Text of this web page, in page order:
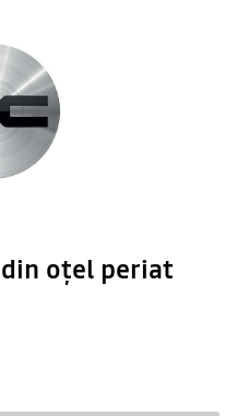
oţel periat